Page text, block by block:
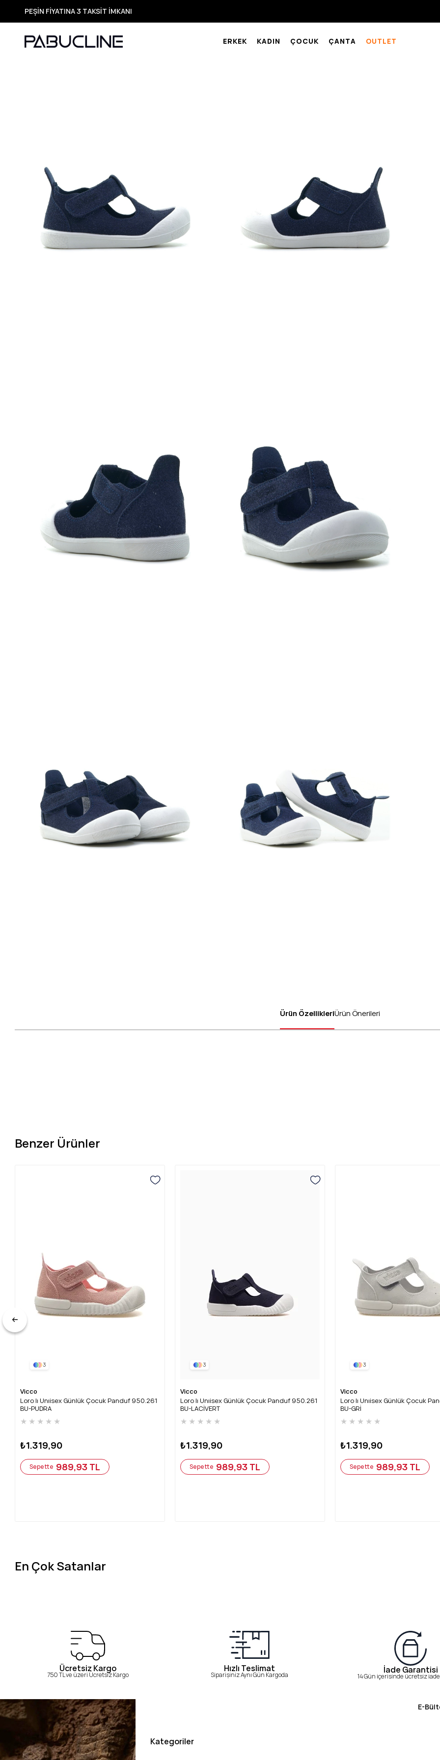
TÜM ÜRÜNLERDE ÜCRETSİZ KARGO
Yeni Sezon Ürünlerde Özel Fırsatlar
Seçili Ürünlerde Hızlı Teslimat
ERKEK KADIN ÇOCUK ÇANTA OUTLET
Ürün ÖzellikleriÜrün Önerileri
Benzer Ürünler
3
Vicco
Loro Iı Unıisex Günlük Çocuk Panduf 950.261
BU-PUDRA
★ ★ ★ ★ ★
₺1.319,90
Sepette 989,93 TL
3
Vicco
Loro Iı Unıisex Günlük Çocuk Panduf 950.261
BU-LACİVERT
★ ★ ★ ★ ★
₺1.319,90
Sepette 989,93 TL
3
Vicco
Loro Iı Unıisex Günlük Çocuk
BU-GRİ
★ ★ ★ ★ ★
₺1.319,90
Sepette 989,93 TL
En Çok Satanlar
Ücretsiz Kargo
750 TL ve üzeri Ücretsiz Kargo
Hızlı Teslimat
Siparişiniz Aynı Gün Kargoda İade Garantisi
14 Gün içerisinde ücretsiz iade
E-
Kategoriler